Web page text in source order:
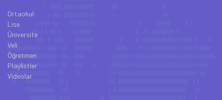
Ortaokul
Lise
Üniversite
Veli
Öğretmen
Playlistler
Videolar